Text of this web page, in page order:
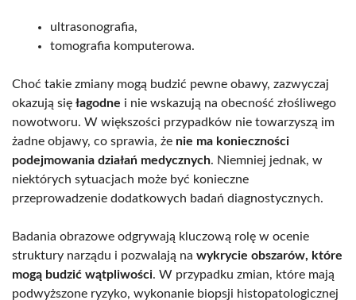
ultrasonografia,
tomografia komputerowa.
Choć takie zmiany mogą budzić pewne obawy, zazwyczaj
okazują się łagodne i nie wskazują na obecność złośliwego
nowotworu. W większości przypadków nie towarzyszą im
żadne objawy, co sprawia, że nie ma konieczności
podejmowania działań medycznych. Niemniej jednak, w
niektórych sytuacjach może być konieczne
przeprowadzenie dodatkowych badań diagnostycznych.
Badania obrazowe odgrywają kluczową rolę w ocenie
struktury narządu i pozwalają na wykrycie obszarów, które
mogą budzić wątpliwości. W przypadku zmian, które mają
podwyższone ryzyko, wykonanie biopsji histopatologicznej